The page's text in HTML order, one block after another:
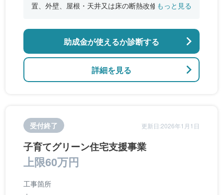
置、外壁、屋根・天井又は床の断熱改修、窓やド
のバリアフリー改修
もっと見る
詳細を見る
助成金が使えるか診断する
受付終了 更新日:2026年1月1日
子育てグリーン住宅支援事業
上限60万円
工事箇所